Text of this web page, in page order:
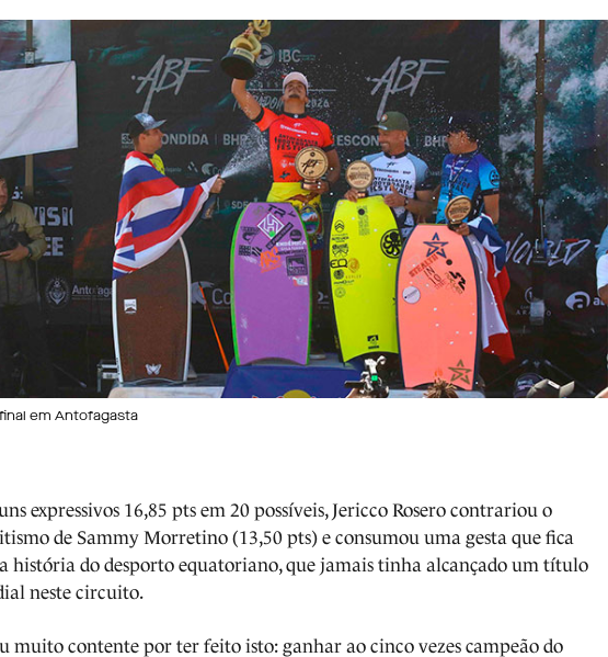
em Antofagasta
expressivos 16,85 pts em 20 possíveis, Jericco Rosero contrariou o
de Sammy Morretino (13,50 pts) e consumou uma gesta que fica
história do desporto equatoriano, que jamais tinha alcançado um título
neste circuito.
muito contente por ter feito isto: ganhar ao cinco vezes campeão do